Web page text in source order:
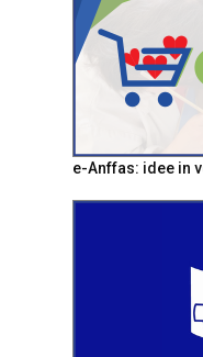
e-Anffas: idee in